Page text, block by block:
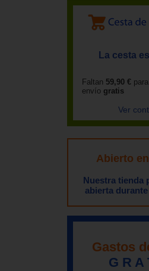
La cesta
Faltan 59,90 €
envío gratis
Ver
Abierto
Nuestra tienda
abierta
Gastos
G R A